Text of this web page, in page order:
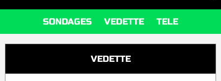
SONDAGES VEDETTE TELE
VEDETTE